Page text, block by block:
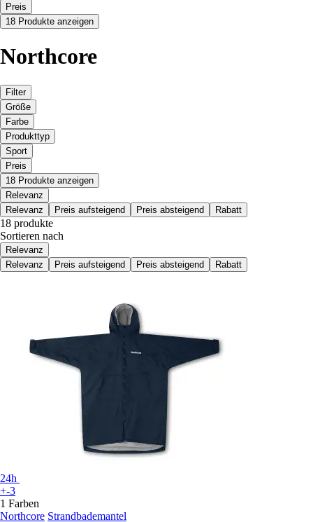
Preis
18 Produkte anzeigen
Northcore
Filter
Größe
Farbe
Produkttyp
Sport
Preis
18 Produkte anzeigen
Relevanz
Relevanz
Preis aufsteigend Preis absteigend Rabatt
18 produkte
Sortieren nach
Relevanz
Relevanz
Preis aufsteigend Preis absteigend Rabatt
24h
+-3
1 Farben
Northcore Strandbademantel